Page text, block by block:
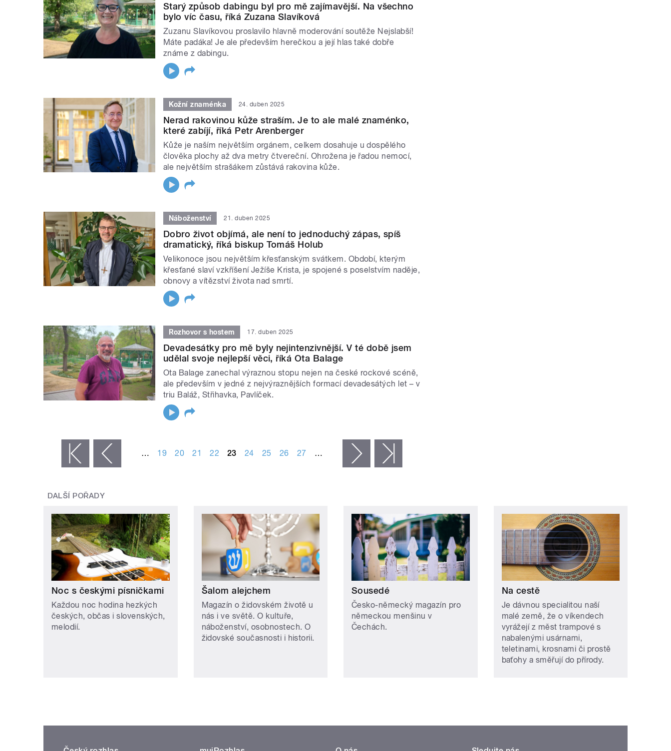
Starý způsob dabingu byl pro mě zajímavější. Na všechno
bylo víc času, říká Zuzana Slavíková
Zuzanu Slavíkovou proslavilo hlavně moderování soutěže Nejslabší!
Máte padáka! Je ale především herečkou a její hlas také dobře
známe z dabingu.
Kožní znaménka 24. duben 2025
Nerad rakovinou kůže straším. Je to ale malé znaménko,
které zabíjí, říká Petr Arenberger
Kůže je naším největším orgánem, celkem dosahuje u dospělého
člověka plochy až dva metry čtvereční. Ohrožena je řadou nemocí,
ale největším strašákem zůstává rakovina kůže.
Náboženství 21. duben 2025
Dobro život objímá, ale není to jednoduchý zápas, spíš
dramatický, říká biskup Tomáš Holub
Velikonoce jsou největším křesťanským svátkem. Období, kterým
křesťané slaví vzkříšení Ježíše Krista, je spojené s poselstvím naděje,
obnovy a vítězství života nad smrtí.
Rozhovor s hostem 17. duben 2025
Devadesátky pro mě byly nejintenzivnější. V té době jsem
udělal svoje nejlepší věci, říká Ota Balage
Ota Balage zanechal výraznou stopu nejen na české rockové scéně,
ale především v jedné z nejvýraznějších formací devadesátých let – v
triu Baláž, Střihavka, Pavlíček.
‹ předchozí … 19 20 21 22 23 24 25 26 27 … následující ›
DALŠÍ POŘADY
Noc s českými písničkami
Každou noc hodina hezkých
českých, občas i slovenských,
melodií.
Šalom alejchem
Magazín o židovském životě u
nás i ve světě. O kultuře,
náboženství, osobnostech. O
židovské současnosti i historii.
Sousedé
Česko-německý magazín pro
německou menšinu v
Čechách.
Na cestě
Je dávnou specialitou naší
malé země, že o víkendech
vyrážejí z měst trampové s
nabalenými usárnami,
teletinami, krosnami či prostě
baťohy a směřují do přírody.